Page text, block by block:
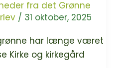
fra det Grønne
/ 31 oktober, 2025
har længe været
Kirke og kirkegård